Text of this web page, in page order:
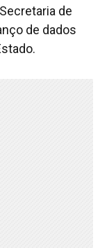
de
de dados